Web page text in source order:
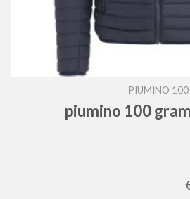
PIUMINO
piumino 100